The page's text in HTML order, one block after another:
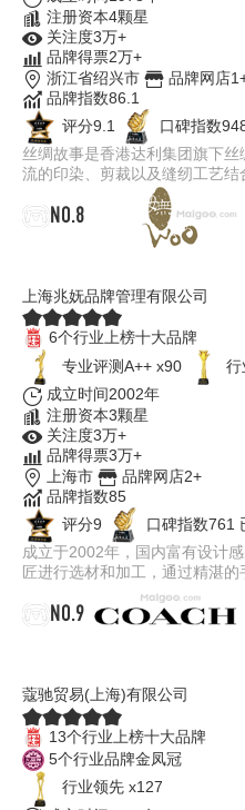
注册资本4颗星
关注度3万+
品牌得票2万+
浙江省绍兴市
品牌网店
品牌指数86.1
评分9.1
口碑指数
丝绸故事是香港达利集团旗下
流的印染、剪裁以及缝纫工艺结
NO.8
上海兆妩品牌管理有限公司
6个行业上榜十大品牌
专业​评测A++ x90
行
成立时间2002年
注册资本3颗星
关注度3万+
品牌得票3万+
上海市
品牌网店2+
品牌指数85
评分9
口碑指数761
成立于2002年，国内富有设计
匠进行选材和加工，通过精湛
NO.9
蔻驰贸易(上海)有限公司
13个行业上榜十大品牌
5个行业品牌金凤冠
行业领先 x127